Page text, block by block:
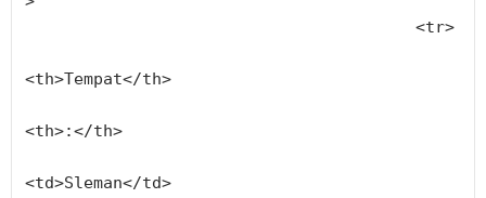
					<tr>
<th>Tempat</th>
<th>:</th>
<td>Sleman</td>